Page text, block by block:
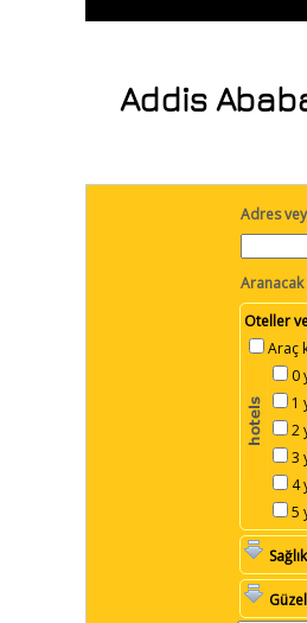
Addis
Adres
Oteller
Araç
0
1
2
3
4
5